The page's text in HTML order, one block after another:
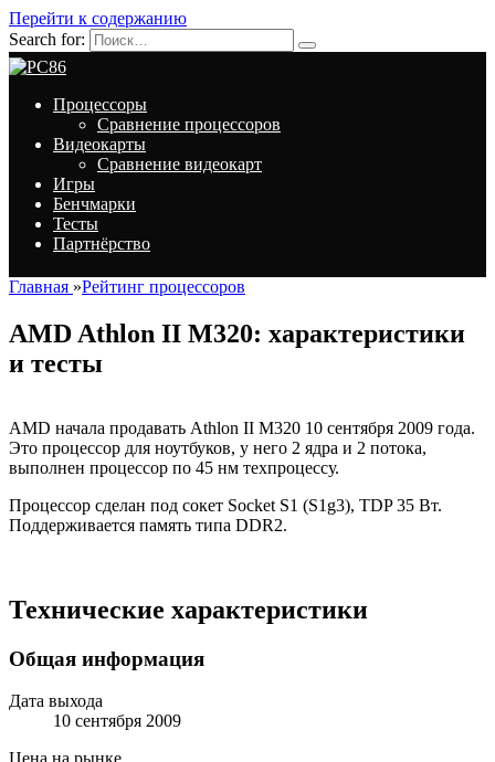
Перейти к содержанию
Search for:
Процессоры
Сравнение процессоров
Видеокарты
Сравнение видеокарт
Игры
Бенчмарки
Тесты
Партнёрство
Главная »Рейтинг процессоров
AMD Athlon II M320: характеристики
и тесты
AMD начала продавать Athlon II M320 10 сентября 2009 года.
Это процессор для ноутбуков, у него 2 ядра и 2 потока,
выполнен процессор по 45 нм техпроцессу.
Процессор сделан под сокет Socket S1 (S1g3), TDP 35 Вт.
Поддерживается память типа DDR2.
Технические характеристики
Общая информация
Дата выхода
10 сентября 2009